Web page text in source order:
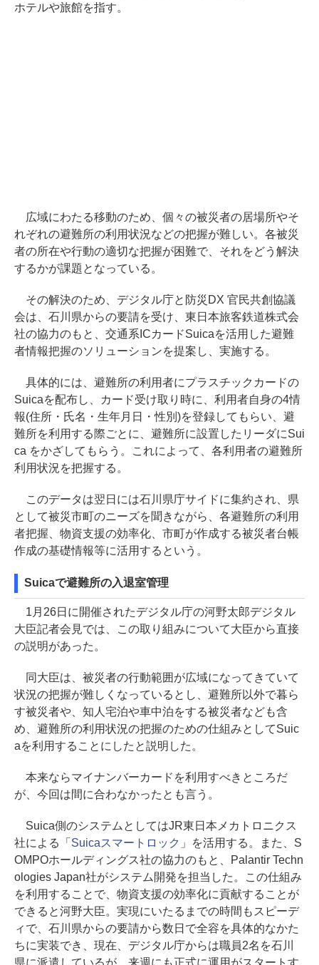
ホテルや旅館を指す。
広域にわたる移動のため、個々の被災者の居場所やそ
れぞれの避難所の利用状況などの把握が難しい。各被災
者の所在や行動の適切な把握が困難で、それをどう解決
するかが課題となっている。
その解決のため、デジタル庁と防災DX 官民共創協議
会は、石川県からの要請を受け、東日本旅客鉄道株式会
社の協力のもと、交通系ICカードSuicaを活用した避難
者情報把握のソリューションを提案し、実施する。
具体的には、避難所の利用者にプラスチックカードの
Suicaを配布し、カード受け取り時に、利用者自身の4情
報(住所・氏名・生年月日・性別)を登録してもらい、避
難所を利用する際ごとに、避難所に設置したリーダにSui
ca をかざしてもらう。これによって、各利用者の避難所
利用状況を把握する。
このデータは翌日には石川県庁サイドに集約され、県
として被災市町のニーズを聞きながら、各避難所の利用
者把握、物資支援の効率化、市町が作成する被災者台帳
作成の基礎情報等に活用するという。
Suicaで避難所の入退室管理
1月26日に開催されたデジタル庁の河野太郎デジタル
大臣記者会見では、この取り組みについて大臣から直接
の説明があった。
同大臣は、被災者の行動範囲が広域になってきていて
状況の把握が難しくなっているとし、避難所以外で暮ら
す被災者や、知人宅泊や車中泊をする被災者なども含
め、避難所の利用状況の把握のための仕組みとしてSuic
aを利用することにしたと説明した。
本来ならマイナンバーカードを利用すべきところだ
が、今回は間に合わなかったとも言う。
Suica側のシステムとしてはJR東日本メカトロニクス
社による「 Suicaスマートロック 」を活用する。また、S
OMPOホールディングス社の協力のもと、Palantir Techn
ologies Japan社がシステム開発を担当した。この仕組み
を利用することで、物資支援の効率化に貢献することが
できると河野大臣。実現にいたるまでの時間もスピーデ
ィで、石川県からの要請から数日で全容を具体的なかた
ちに実装でき、現在、デジタル庁からは職員2名を石川
県に派遣しているが、来週にも正式に運用がスタートす